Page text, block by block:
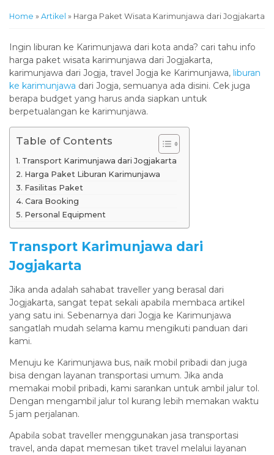
Home » Artikel » Harga Paket Wisata Karimunjawa dari Jogjakarta
Ingin liburan ke Karimunjawa dari kota anda? cari tahu info
harga paket wisata karimunjawa dari Jogjakarta,
karimunjawa dari Jogja, travel Jogja ke Karimunjawa, liburan
ke karimunjawa dari Jogja, semuanya ada disini. Cek juga
berapa budget yang harus anda siapkan untuk
berpetualangan ke karimunjawa.
Table of Contents
Transport Karimunjawa dari Jogjakarta
Harga Paket Liburan Karimunjawa
Fasilitas Paket
Cara Booking
Personal Equipment
Transport Karimunjawa dari
Jogjakarta
Jika anda adalah sahabat traveller yang berasal dari
Jogjakarta, sangat tepat sekali apabila membaca artikel
yang satu ini. Sebenarnya dari Jogja ke Karimunjawa
sangatlah mudah selama kamu mengikuti panduan dari
kami.
Menuju ke Karimunjawa bus, naik mobil pribadi dan juga
bisa dengan layanan transportasi umum. Jika anda
memakai mobil pribadi, kami sarankan untuk ambil jalur tol.
Dengan mengambil jalur tol kurang lebih memakan waktu
5 jam perjalanan.
Apabila sobat traveller menggunakan jasa transportasi
travel, anda dapat memesan tiket travel melalui layanan